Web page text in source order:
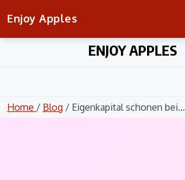
Enjoy Apples
ENJOY APPLES
Home / Blog / Eigenkapital schonen bei...